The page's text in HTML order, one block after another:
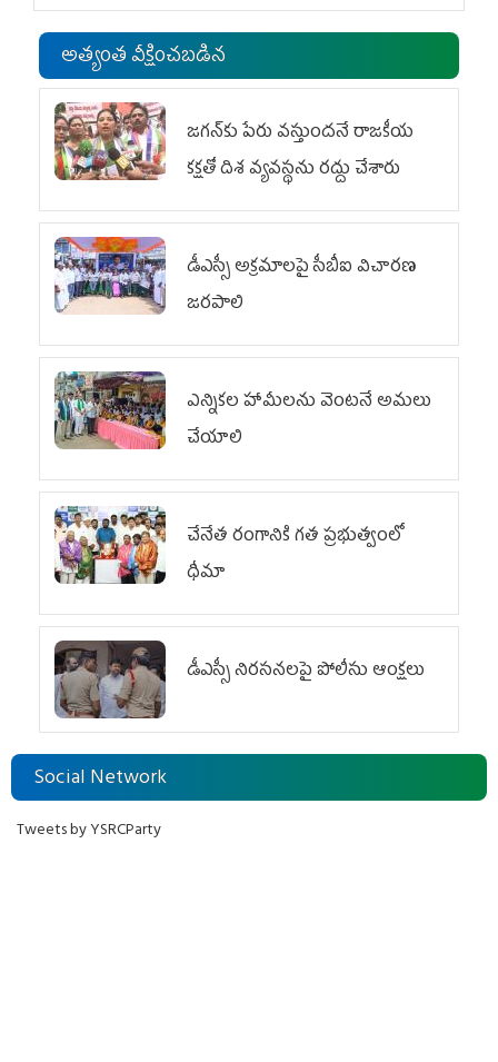
అత్యంత వీక్షించబడిన
జగన్‌కు పేరు వస్తుందనే రాజకీయ
కక్షతో దిశ వ్య‌వ‌స్థ‌ను రద్దు చేశారు
డీఎస్సీ అక్రమాలపై సీబీఐ విచారణ
జరపాలి
ఎన్నికల హామీలను వెంటనే అమలు
చేయాలి
చేనేత రంగానికి గత ప్రభుత్వంలో
ధీమా
డీఎస్సీ నిరసనలపై పోలీసు ఆంక్షలు
Social Network
Tweets by YSRCParty